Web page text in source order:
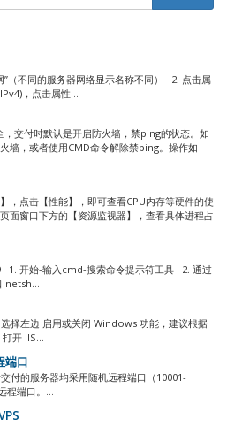
”（不同的服务器网络显示名称不同） 2. 点击属
，点击属性...
交付时默认是开启防火墙，禁ping的状态。如
墙，或者使用CMD命令解除禁ping。操作如
，点击【性能】，即可查看CPU内存等硬件的使
面窗口下方的【资源监视器】，查看具体进程占
开始-输入cmd-搜索命令提示符工具 2. 通过
netsh...
择左边 启用或关闭 Windows 功能，建议根据
开 IIS...
端口
付的服务器均采用随机远程端口（10001-
程端口。...